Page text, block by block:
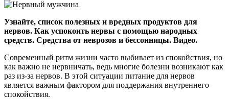
Узнайте, список полезных и вредных продуктов для
нервов. Как успокоить нервы с помощью народных
средств. Средства от неврозов и бессонницы. Видео.
Современный ритм жизни часто выбивает из спокойствия, но
как важно не нервничать, ведь многие болезни возникают как
раз из-за нервов. В этой ситуации питание для нервов
является важным фактором для поддержания внутреннего
спокойствия.